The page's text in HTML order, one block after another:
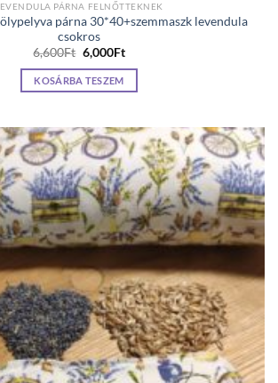
PÁRNA FELNŐTTEKNEK
párna 30*40+szemmaszk levendula
csokros
6,600Ft Original
price
was:
6,600Ft.
6,000FtCurrent
is:
KOSÁRBA TESZEM